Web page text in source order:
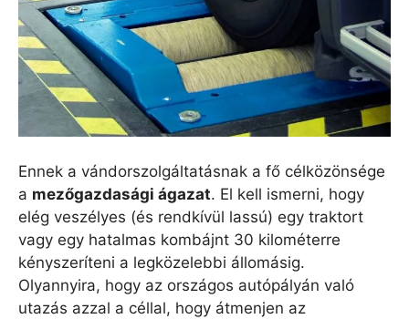
Ennek a vándorszolgáltatásnak a fő célközönsége
a mezőgazdasági ágazat. El kell ismerni, hogy
elég veszélyes (és rendkívül lassú) egy traktort
vagy egy hatalmas kombájnt 30 kilométerre
kényszeríteni a legközelebbi állomásig.
Olyannyira, hogy az országos autópályán való
utazás azzal a céllal, hogy átmenjen az